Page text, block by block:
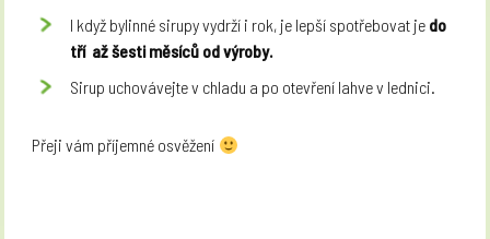
I když bylinné sirupy vydrží i rok, je lepší spotřebovat je do
tří až šesti měsíců od výroby.
Sirup uchovávejte v chladu a po otevření lahve v lednici.
Přeji vám příjemné osvěžení